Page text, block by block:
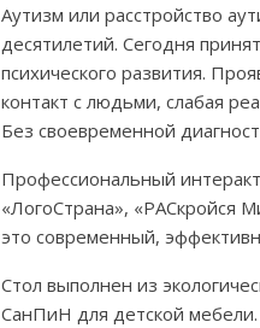
Аутизм или расстройство
десятилетий. Сегодня
психического развития.
контакт с людьми, слабая
Без своевременной
Профессиональный
«ЛогоСтрана», «РАСкройся
это современный,
Стол выполнен из
СанПиН для детской